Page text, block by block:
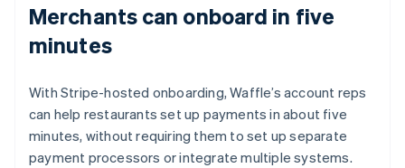
Merchants can onboard in five
minutes
With Stripe-hosted onboarding, Waffle’s account reps
can help restaurants set up payments in about five
minutes, without requiring them to set up separate
payment processors or integrate multiple systems.